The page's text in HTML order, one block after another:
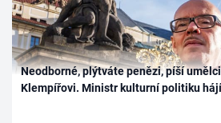
Neodborné, plýtváte penězi, píší
Klempířovi. Ministr kulturní politiku